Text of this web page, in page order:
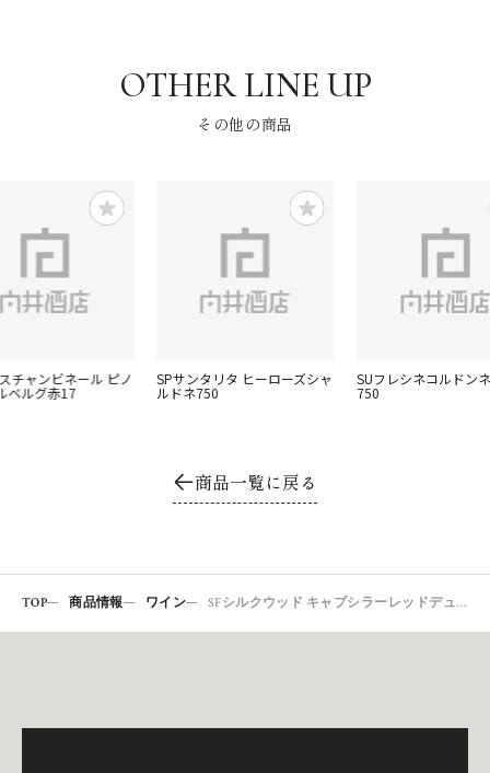
その他の商品
チャンビネール ピノ
ベルグ赤17
SPサンタリタ ヒーローズシャ
ルドネ750
SUフレシネコルドン
750
商品一覧に戻る
TOP 商品情報 ワイン SFシルクウッド キャブシラーレッドデュエットNV